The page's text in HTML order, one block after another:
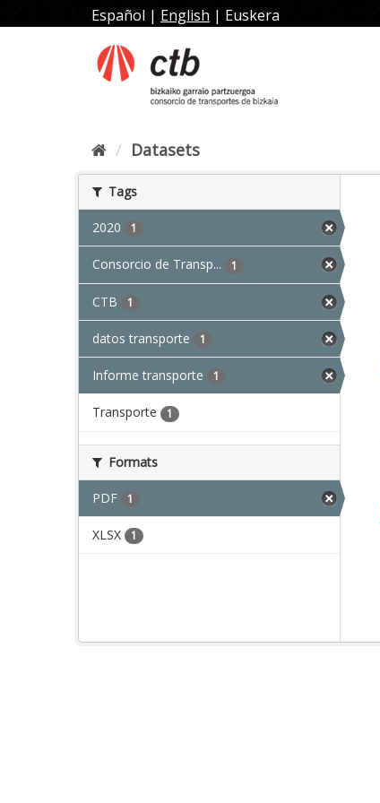
to
Español | English | Euskera
Datasets
Tags
2020 1
Consorcio de Transp... 1
CTB 1
datos transporte 1
Informe transporte 1
Transporte 1
Formats
PDF 1
XLSX 1